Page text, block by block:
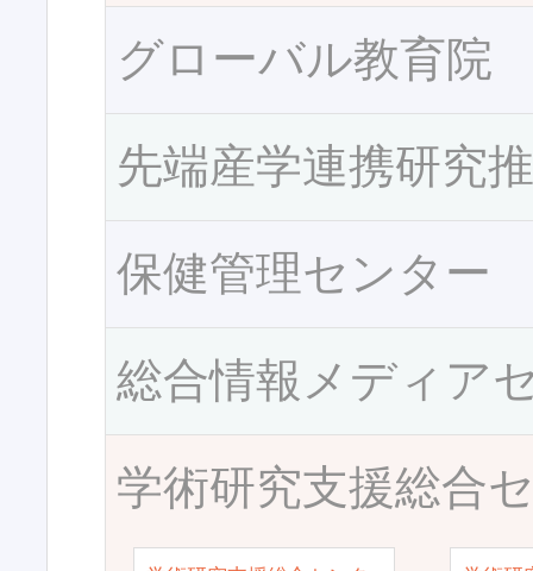
グローバル教育院
先端産学連携研究
保健管理センター
総合情報メディア
学術研究支援総合